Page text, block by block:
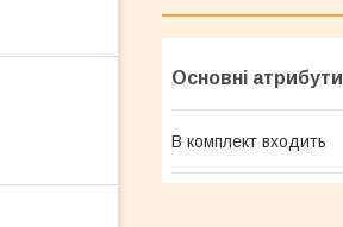
Основні атрибути
В комплект входить